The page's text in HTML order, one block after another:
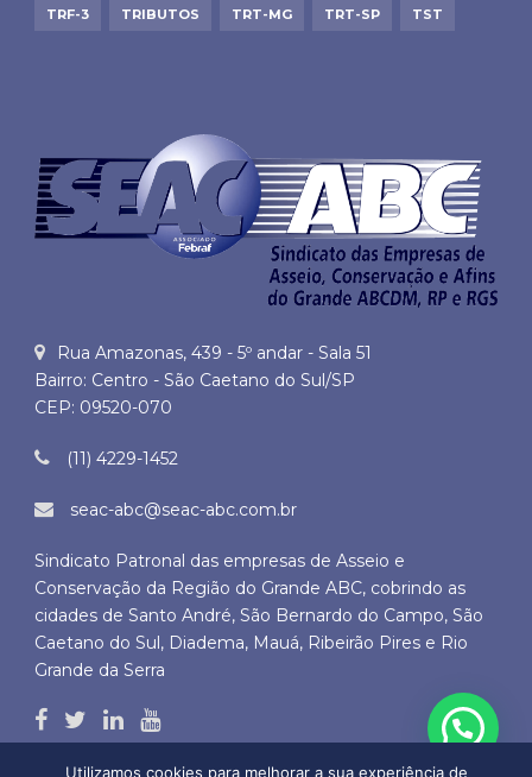
TRF-3 TRIBUTOS TRT-MG TRT-SP TST
Rua Amazonas, 439 - 5º andar - Sala 51
Bairro: Centro - São Caetano do Sul/SP
CEP: 09520-070
(11) 4229-1452
seac-abc@seac-abc.com.br
Sindicato Patronal das empresas de Asseio e
Conservação da Região do Grande ABC, cobrindo as
cidades de Santo André, São Bernardo do Campo, São
Caetano do Sul, Diadema, Mauá, Ribeirão Pires e Rio
Grande da Serra
Utilizamos cookies para melhorar a sua experiência de